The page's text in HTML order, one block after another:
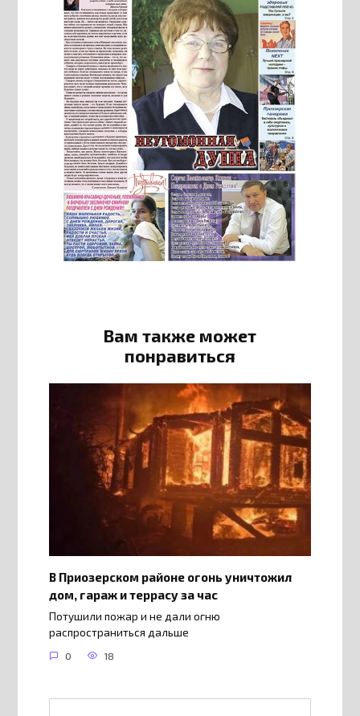
Вам также может
понравиться
В Приозерском районе огонь уничтожил
дом, гараж и террасу за час
Потушили пожар и не дали огню
распространиться дальше
0 18